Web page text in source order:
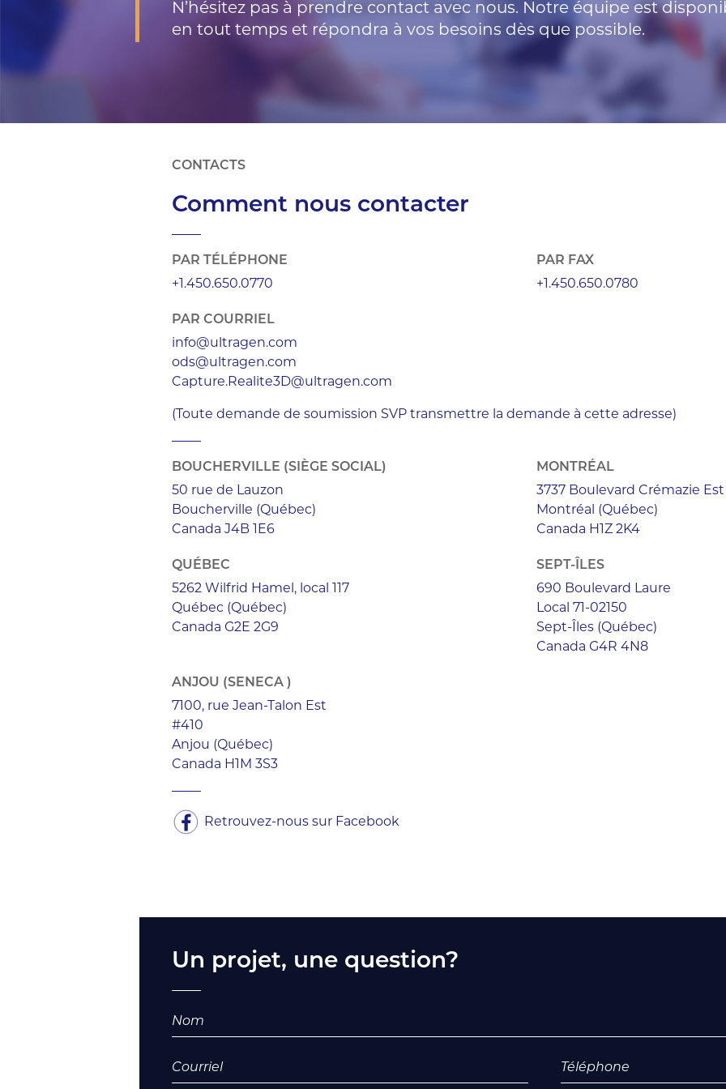
N’hésitez pas à prendre contact avec nous. Notre équipe est
en tout temps et répondra à vos besoins dès que possible.
CONTACTS
Comment nous contacter
PAR TÉLÉPHONE
+1.450.650.0770
PAR FAX
+1.450.650.0780
PAR COURRIEL
info@ultragen.com
ods@ultragen.com
Capture.Realite3D@ultragen.com
(Toute demande de soumission SVP transmettre la demande à cette adresse)
BOUCHERVILLE (SIÈGE SOCIAL)
50 rue de Lauzon
Boucherville (Québec)
Canada J4B 1E6
MONTRÉAL
3737 Boulevard Crémazie Est
Montréal (Québec)
Canada H1Z 2K4
QUÉBEC
5262 Wilfrid Hamel, local 117
Québec (Québec)
Canada G2E 2G9
SEPT-ÎLES
690 Boulevard Laure
Local 71-02150
Sept-Îles (Québec)
Canada G4R 4N8
ANJOU (SENECA )
7100, rue Jean-Talon Est
#410
Anjou (Québec)
Canada H1M 3S3
Retrouvez-nous sur Facebook
Un projet, une question?